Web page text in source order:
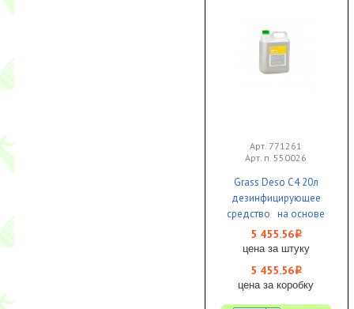
Арт. 771261
Арт. п. 550026
Grass Deso C4 20л
дезинфицирующее
средство на основе
надуксусной кислоты
1/1 ЧЗ
5 455.56i
цена за штуку
5 455.56i
цена за коробку